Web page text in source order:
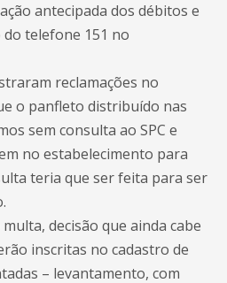
antecipada dos débitos e
telefone 151 no
reclamações no
o panfleto distribuído nas
sem consulta ao SPC e
no estabelecimento para
teria que ser feita para ser
decisão que ainda cabe
inscritas no cadastro de
– levantamento, com